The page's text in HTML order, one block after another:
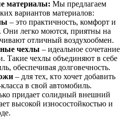
материалы: Мы предлагаем
вариантов материалов:
– это практичность, комфорт и
Они легко моются, приятны на
отличный воздухообмен.
чехлы – идеальное сочетание
Такие чехлы объединяют в себе
обеспечивая долговечность.
– для тех, кто хочет добавить
в свой автомобиль.
придает солидный внешний
высокой износостойкостью и